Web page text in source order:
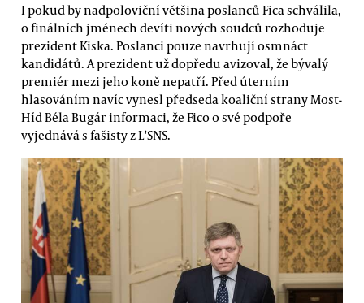
I pokud by nadpoloviční většina poslanců Fica schválila,
o finálních jménech devíti nových soudců rozhoduje
prezident Kiska. Poslanci pouze navrhují osmnáct
kandidátů. A prezident už dopředu avizoval, že bývalý
premiér mezi jeho koně nepatří. Před úterním
hlasováním navíc vynesl předseda koaliční strany Most-
Híd Béla Bugár informaci, že Fico o své podpoře
vyjednává s fašisty z L'SNS.